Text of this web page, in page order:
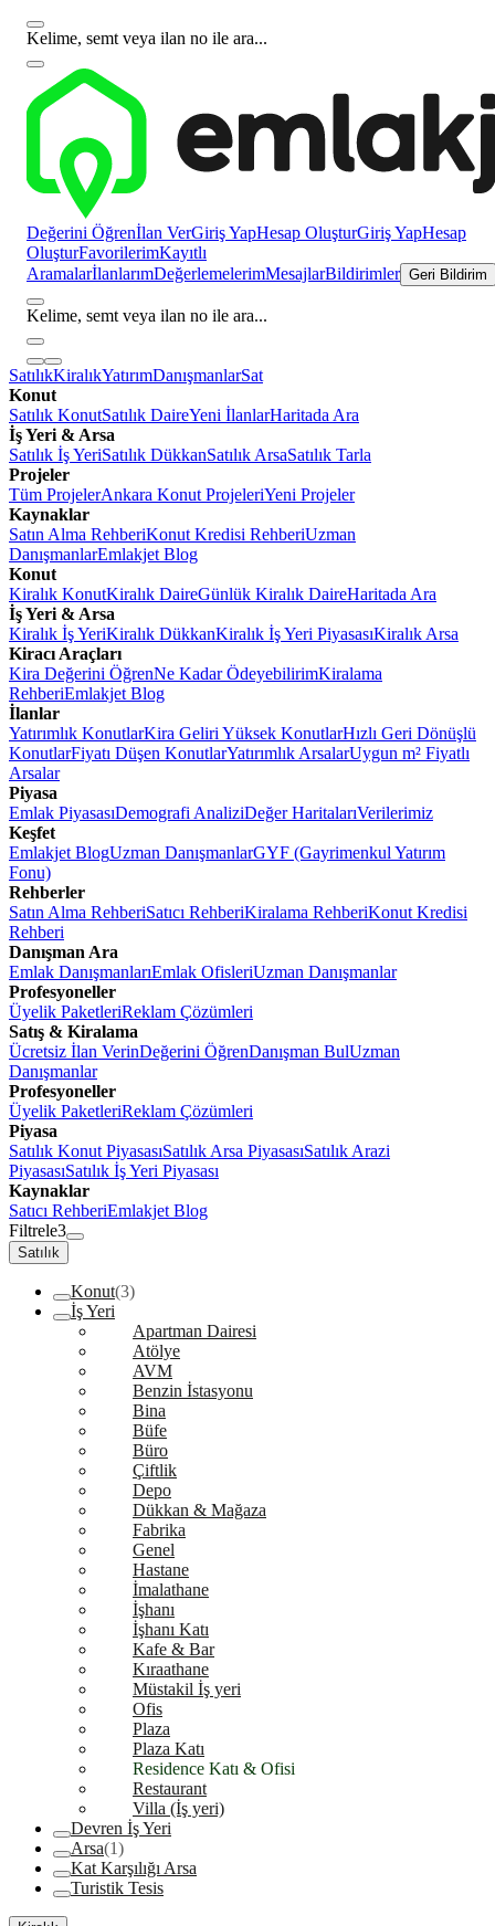
Kelime, semt veya ilan no ile ara...
Değerini Öğrenİlan VerGiriş YapHesap OluşturGiriş YapHesap
OluşturFavorilerimKayıtlı
AramalarİlanlarımDeğerlemelerimMesajlarBildirimler Geri Bildirim
Kelime, semt veya ilan no ile ara...
SatılıkKiralıkYatırımDanışmanlarSat
Konut
Satılık KonutSatılık DaireYeni İlanlarHaritada Ara
İş Yeri & Arsa
Satılık İş YeriSatılık DükkanSatılık ArsaSatılık Tarla
Projeler
Tüm ProjelerAnkara Konut ProjeleriYeni Projeler
Kaynaklar
Satın Alma RehberiKonut Kredisi RehberiUzman
DanışmanlarEmlakjet Blog
Konut
Kiralık KonutKiralık DaireGünlük Kiralık DaireHaritada Ara
İş Yeri & Arsa
Kiralık İş YeriKiralık DükkanKiralık İş Yeri PiyasasıKiralık Arsa
Kiracı Araçları
Kira Değerini ÖğrenNe Kadar ÖdeyebilirimKiralama
RehberiEmlakjet Blog
İlanlar
Yatırımlık KonutlarKira Geliri Yüksek KonutlarHızlı Geri Dönüşlü
KonutlarFiyatı Düşen KonutlarYatırımlık ArsalarUygun m² Fiyatlı
Arsalar
Piyasa
Emlak PiyasasıDemografi AnaliziDeğer HaritalarıVerilerimiz
Keşfet
Emlakjet BlogUzman DanışmanlarGYF (Gayrimenkul Yatırım
Fonu)
Rehberler
Satın Alma RehberiSatıcı RehberiKiralama RehberiKonut Kredisi
Rehberi
Danışman Ara
Emlak DanışmanlarıEmlak OfisleriUzman Danışmanlar
Profesyoneller
Üyelik PaketleriReklam Çözümleri
Satış & Kiralama
Ücretsiz İlan VerinDeğerini ÖğrenDanışman BulUzman
Danışmanlar
Profesyoneller
Üyelik PaketleriReklam Çözümleri
Piyasa
Satılık Konut PiyasasıSatılık Arsa PiyasasıSatılık Arazi
PiyasasıSatılık İş Yeri Piyasası
Kaynaklar
Satıcı RehberiEmlakjet Blog
Filtrele3
Satılık
Konut(3)
İş Yeri
Apartman Dairesi
Atölye
AVM
Benzin İstasyonu
Bina
Büfe
Büro
Çiftlik
Depo
Dükkan & Mağaza
Fabrika
Genel
Hastane
İmalathane
İşhanı
İşhanı Katı
Kafe & Bar
Kıraathane
Müstakil İş yeri
Ofis
Plaza
Plaza Katı
Residence Katı & Ofisi
Restaurant
Villa (İş yeri)
Devren İş Yeri
Arsa(1)
Kat Karşılığı Arsa
Turistik Tesis